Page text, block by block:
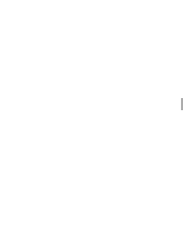
|